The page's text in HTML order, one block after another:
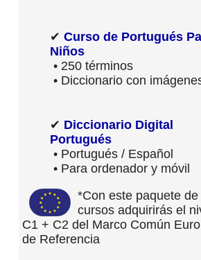
✔ Curso de Portugués
Niños
• 250 términos
• Diccionario con
✔ Diccionario Digital
Portugués
• Portugués / Español
• Para ordenador y móvil
*Con este paquete de
cursos adquirirás el
C1 + C2 del Marco Común
de Referencia